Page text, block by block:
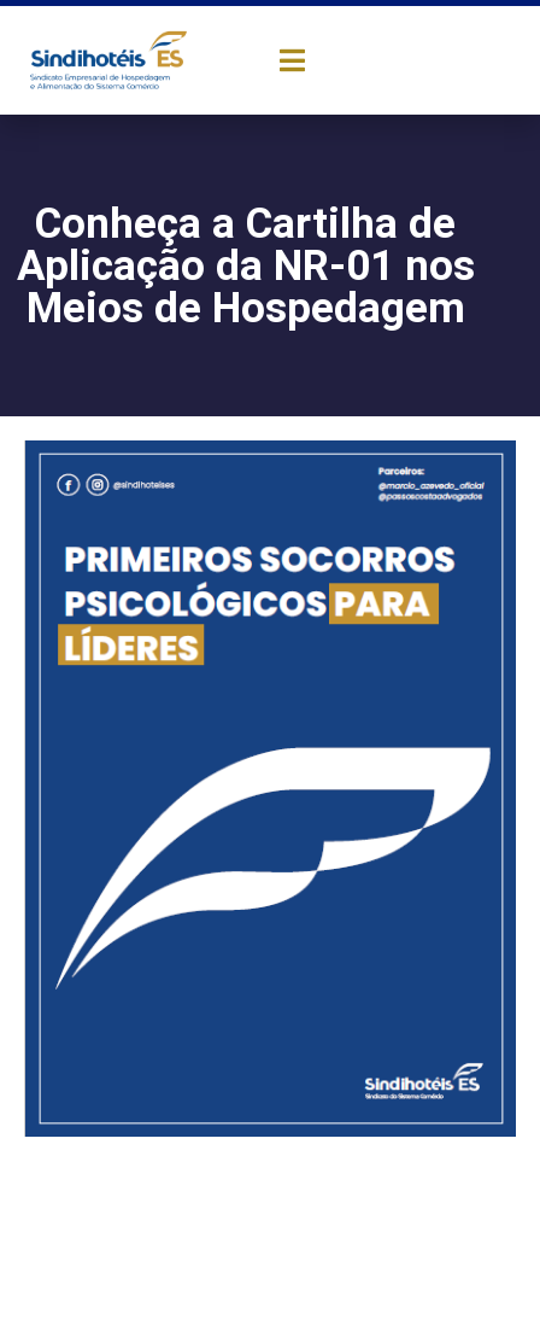
Conheça a Cartilha de
Aplicação da NR-01 nos
Meios de Hospedagem